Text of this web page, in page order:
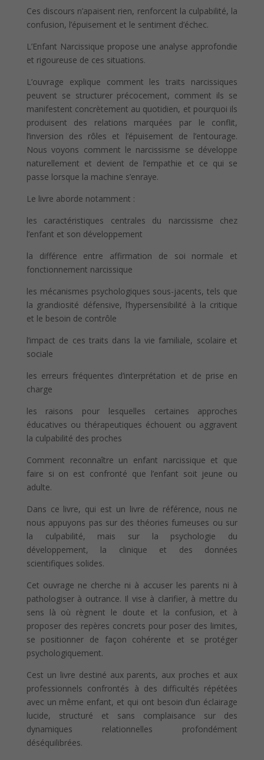
Ces discours n’apaisent rien, renforcent la culpabilité, la
confusion, l’épuisement et le sentiment d’échec.
L’Enfant Narcissique propose une analyse approfondie
et rigoureuse de ces situations.
L’ouvrage explique comment les traits narcissiques
peuvent se structurer précocement, comment ils se
manifestent concrètement au quotidien, et pourquoi ils
produisent des relations marquées par le conflit,
l’inversion des rôles et l’épuisement de l’entourage.
Nous voyons comment le narcissisme se développe
naturellement et devient de l’empathie et ce qui se
passe lorsque la machine s’enraye.
Le livre aborde notamment :
les caractéristiques centrales du narcissisme chez
l’enfant et son développement
la différence entre affirmation de soi normale et
fonctionnement narcissique
les mécanismes psychologiques sous-jacents, tels que
la grandiosité défensive, l’hypersensibilité à la critique
et le besoin de contrôle
l’impact de ces traits dans la vie familiale, scolaire et
sociale
les erreurs fréquentes d’interprétation et de prise en
charge
les raisons pour lesquelles certaines approches
éducatives ou thérapeutiques échouent ou aggravent
la culpabilité des proches
Comment reconnaître un enfant narcissique et que
faire si on est confronté que l’enfant soit jeune ou
adulte.
Dans ce livre, qui est un livre de référence, nous ne
nous appuyons pas sur des théories fumeuses ou sur
la culpabilité, mais sur la psychologie du
développement, la clinique et des données
scientifiques solides.
Cet ouvrage ne cherche ni à accuser les parents ni à
pathologiser à outrance. Il vise à clarifier, à mettre du
sens là où règnent le doute et la confusion, et à
proposer des repères concrets pour poser des limites,
se positionner de façon cohérente et se protéger
psychologiquement.
Cest un livre destiné aux parents, aux proches et aux
professionnels confrontés à des difficultés répétées
avec un même enfant, et qui ont besoin d’un éclairage
lucide, structuré et sans complaisance sur des
dynamiques relationnelles profondément
déséquilibrées.